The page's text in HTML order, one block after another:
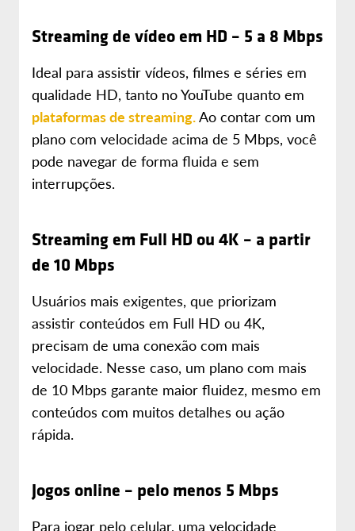
Streaming de vídeo em HD – 5 a 8 Mbps
Ideal para assistir vídeos, filmes e séries em
qualidade HD, tanto no YouTube quanto em
plataformas de streaming.Ao contar com um
plano com velocidade acima de 5 Mbps, você
pode navegar de forma fluida e sem
interrupções.
Streaming em Full HD ou 4K – a partir
de 10 Mbps
Usuários mais exigentes, que priorizam
assistir conteúdos em Full HD ou 4K,
precisam de uma conexão com mais
velocidade. Nesse caso, um plano com mais
de 10 Mbps garante maior fluidez, mesmo em
conteúdos com muitos detalhes ou ação
rápida.
Jogos online – pelo menos 5 Mbps
Para jogar pelo celular, uma velocidade